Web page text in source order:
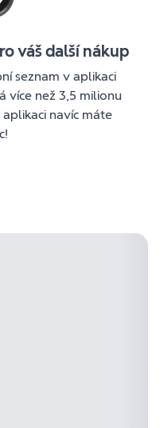
váš další nákup
seznam v aplikaci
více než 3,5 milionu
navíc máte